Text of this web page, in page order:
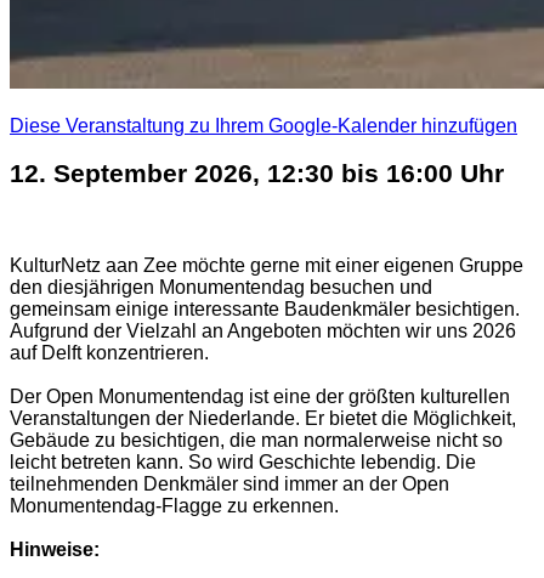
Diese Veranstaltung zu Ihrem Google-Kalender hinzufügen
12. September 2026, 12:30 bis 16:00 Uhr
KulturNetz aan Zee möchte gerne mit einer eigenen Gruppe
den diesjährigen Monumentendag besuchen und
gemeinsam einige interessante Baudenkmäler besichtigen.
Aufgrund der Vielzahl an Angeboten möchten wir uns 2026
auf Delft konzentrieren.
Der Open Monumentendag ist eine der größten kulturellen
Veranstaltungen der Niederlande. Er bietet die Möglichkeit,
Gebäude zu besichtigen, die man normalerweise nicht so
leicht betreten kann. So wird Geschichte lebendig. Die
teilnehmenden Denkmäler sind immer an der Open
Monumentendag-Flagge zu erkennen.
Hinweise: